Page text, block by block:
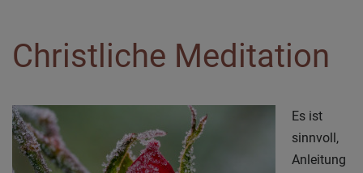
Christliche Meditation
Es ist
sinnvoll,
Anleitung